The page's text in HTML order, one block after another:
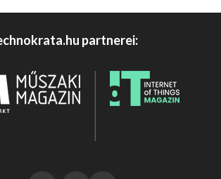
partnerei: